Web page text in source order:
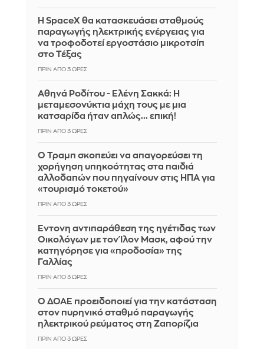
Η SpaceX θα κατασκευάσει σταθμούς
παραγωγής ηλεκτρικής ενέργειας για
να τροφοδοτεί εργοστάσιο μικροτσίπ
στο Τέξας
ΠΡΙΝ ΑΠΌ 3 ΏΡΕΣ
Αθηνά Ροδίτου - Ελένη Σακκά: Η
μεταμεσονύκτια μάχη τους με μια
κατσαρίδα ήταν απλώς... επική!
ΠΡΙΝ ΑΠΌ 3 ΏΡΕΣ
Ο Τραμπ σκοπεύει να απαγορεύσει τη
χορήγηση υπηκοότητας στα παιδιά
αλλοδαπών που πηγαίνουν στις ΗΠΑ για
«τουρισμό τοκετού»
ΠΡΙΝ ΑΠΌ 3 ΏΡΕΣ
Έντονη αντιπαράθεση της ηγέτιδας των
Οικολόγων με τον Ίλον Μασκ, αφού την
κατηγόρησε για «προδοσία» της
Γαλλίας
ΠΡΙΝ ΑΠΌ 3 ΏΡΕΣ
Ο ΔΟΑΕ προειδοποιεί για την κατάσταση
στον πυρηνικό σταθμό παραγωγής
ηλεκτρικού ρεύματος στη Ζαπορίζια
ΠΡΙΝ ΑΠΌ 3 ΏΡΕΣ